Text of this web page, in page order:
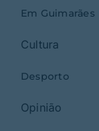
Em Guimarães
Cultura
Desporto
Opinião